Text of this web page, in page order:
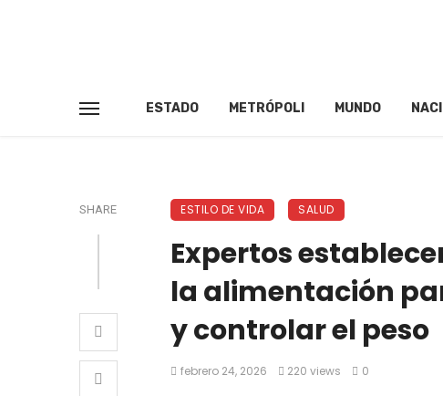
ESTADO METRÓPOLI MUNDO
SHARE ESTILO DE VIDA SALUD
Expertos
la alimentación
y controlar el peso
febrero 24, 2026 220 views 0